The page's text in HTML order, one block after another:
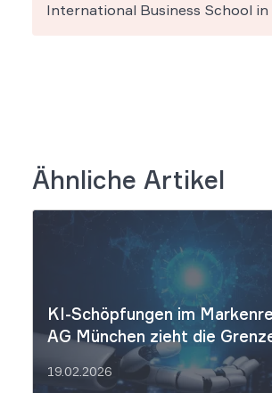
International Business School in
Ähnliche Artikel
KI-Schöpfungen im
AG München zieht die
19.02.2026